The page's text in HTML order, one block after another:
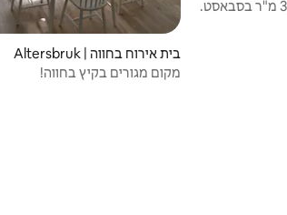
בית אירוח בחווה | Altersbruk
מקום מגורים בקיץ בחווה!